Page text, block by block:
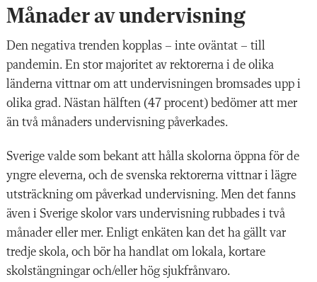
Månader av undervisning
Den negativa trenden kopplas – inte oväntat – till
pandemin. En stor majoritet av rektorerna i de olika
länderna vittnar om att undervisningen bromsades upp i
olika grad. Nästan hälften (47 procent) bedömer att mer
än två månaders undervisning påverkades.
Sverige valde som bekant att hålla skolorna öppna för de
yngre eleverna, och de svenska rektorerna vittnar i lägre
utsträckning om påverkad undervisning. Men det fanns
även i Sverige skolor vars undervisning rubbades i två
månader eller mer. Enligt enkäten kan det ha gällt var
tredje skola, och bör ha handlat om lokala, kortare
skolstängningar och/eller hög sjukfrånvaro.